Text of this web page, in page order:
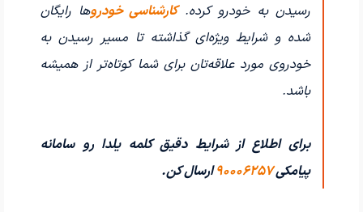
رسیدن به خودرو کرده.کارشناسی خودروها رایگان
شده و شرایط ویژه‌ای گذاشته تا مسیر رسیدن به
خودروی مورد علاقه‌تان برای شما کوتاه‌تر از همیشه
باشد.
برای اطلاع از شرایط دقیق کلمه یلدا رو سامانه
پیامکی۹۰۰۰۶۲۵۷ارسال کن.